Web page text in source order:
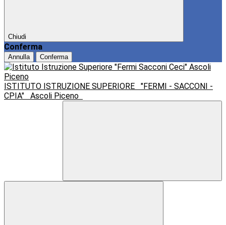
Chiudi
Conferma
Annulla Conferma
ISTITUTO ISTRUZIONE SUPERIORE
"FERMI - SACCONI -
CPIA"
Ascoli Piceno